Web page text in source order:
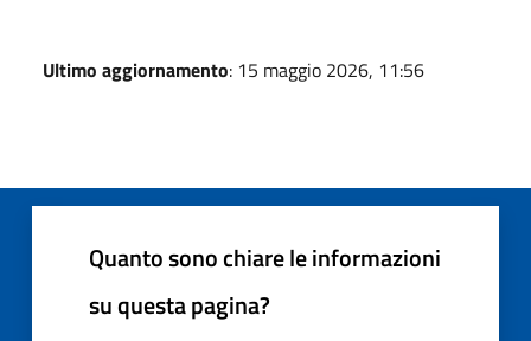
Ultimo aggiornamento: 15 maggio 2026, 11:56
Quanto sono chiare le informazioni
su questa pagina?